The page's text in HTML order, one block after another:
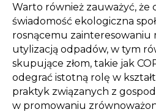
Warto również zauważyć, że
świadomość ekologiczna
rosnącemu zainteresowaniu
utylizacją odpadów, w tym
skupujące złom, takie jak
odegrać istotną rolę w
praktyk związanych z
w promowaniu